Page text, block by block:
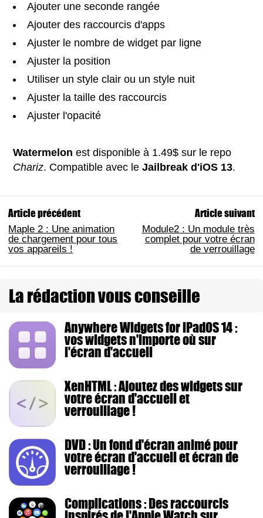
Ajouter une seconde rangée
Ajouter des raccourcis d'apps
Ajuster le nombre de widget par ligne
Ajuster la position
Utiliser un style clair ou un style nuit
Ajuster la taille des raccourcis
Ajuster l'opacité
Watermelon est disponible à 1.49$ sur le repo
Chariz. Compatible avec leJailbreak d'iOS 13.
Article précédent
Maple 2 : Une animation
de chargement pour tous
vos appareils !
Article suivant
Module2 : Un module très
complet pour votre écran
de verrouillage
La rédaction vous conseille
Anywhere Widgets for iPadOS 14 :
vos widgets n'importe où sur
l'écran d'accueil
XenHTML : Ajoutez des widgets sur
votre écran d'accueil et
verrouillage !
DVD : Un fond d'écran animé pour
votre écran d'accueil et écran de
verrouillage !
Complications : Des raccourcis